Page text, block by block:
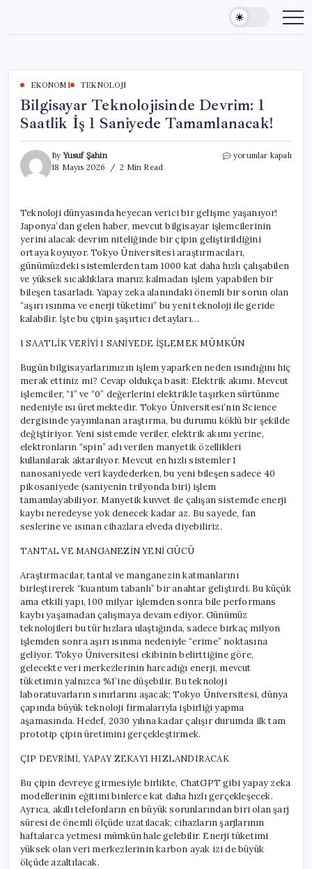
content
EKONOMI TEKNOLOJI
Bilgisayar Teknolojisinde Devrim: 1
Saatlik İş 1 Saniyede Tamamlanacak!
ByYusuf Şahin
18 Mayıs 2026
2 Min Read
Bilgisayar
İş
1
Saniyede
Tamamlanacak!
için
yorumlar kapalı
Teknoloji dünyasında heyecan verici bir gelişme yaşanıyor!
Japonya’dan gelen haber, mevcut bilgisayar işlemcilerinin
yerini alacak devrim niteliğinde bir çipin geliştirildiğini
ortaya koyuyor. Tokyo Üniversitesi araştırmacıları,
günümüzdeki sistemlerden tam 1000 kat daha hızlı çalışabilen
ve yüksek sıcaklıklara maruz kalmadan işlem yapabilen bir
bileşen tasarladı. Yapay zeka alanındaki önemli bir sorun olan
“aşırı ısınma ve enerji tüketimi” bu yeni teknoloji ile geride
kalabilir. İşte bu çipin şaşırtıcı detayları…
1 SAATLİK VERİYİ 1 SANİYEDE İŞLEMEK MÜMKÜN
Bugün bilgisayarlarımızın işlem yaparken neden ısındığını hiç
merak ettiniz mi? Cevap oldukça basit: Elektrik akımı. Mevcut
işlemciler, “1” ve “0” değerlerini elektrikle taşırken sürtünme
nedeniyle ısı üretmektedir. Tokyo Üniversitesi’nin Science
dergisinde yayımlanan araştırma, bu durumu köklü bir şekilde
değiştiriyor. Yeni sistemde veriler, elektrik akımı yerine,
elektronların “spin” adı verilen manyetik özellikleri
kullanılarak aktarılıyor. Mevcut en hızlı sistemler 1
nanosaniyede veri kaydederken, bu yeni bileşen sadece 40
pikosaniyede (saniyenin trilyonda biri) işlem
tamamlayabiliyor. Manyetik kuvvet ile çalışan sistemde enerji
kaybı neredeyse yok denecek kadar az. Bu sayede, fan
seslerine ve ısınan cihazlara elveda diyebiliriz.
TANTAL VE MANGANEZİN YENİ GÜCÜ
Araştırmacılar, tantal ve manganezin katmanlarını
birleştirerek “kuantum tabanlı” bir anahtar geliştirdi. Bu küçük
ama etkili yapı, 100 milyar işlemden sonra bile performans
kaybı yaşamadan çalışmaya devam ediyor. Günümüz
teknolojileri bu tür hızlara ulaştığında, sadece birkaç milyon
işlemden sonra aşırı ısınma nedeniyle “erime” noktasına
geliyor. Tokyo Üniversitesi ekibinin belirttiğine göre,
gelecekte veri merkezlerinin harcadığı enerji, mevcut
tüketimin yalnızca %1’ine düşebilir. Bu teknoloji
laboratuvarların sınırlarını aşacak; Tokyo Üniversitesi, dünya
çapında büyük teknoloji firmalarıyla işbirliği yapma
aşamasında. Hedef, 2030 yılına kadar çalışır durumda ilk tam
prototip çipin üretimini gerçekleştirmek.
ÇIP DEVRİMİ, YAPAY ZEKAYI HIZLANDIRACAK
Bu çipin devreye girmesiyle birlikte, ChatGPT gibi yapay zeka
modellerinin eğitimi binlerce kat daha hızlı gerçekleşecek.
Ayrıca, akıllı telefonların en büyük sorunlarından biri olan şarj
süresi de önemli ölçüde uzatılacak; cihazların şarjlarının
haftalarca yetmesi mümkün hale gelebilir. Enerji tüketimi
yüksek olan veri merkezlerinin karbon ayak izi de büyük
ölçüde azaltılacak.